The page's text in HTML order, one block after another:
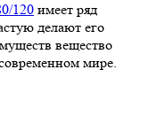
120 имеет ряд
делают его
вещество
мире.